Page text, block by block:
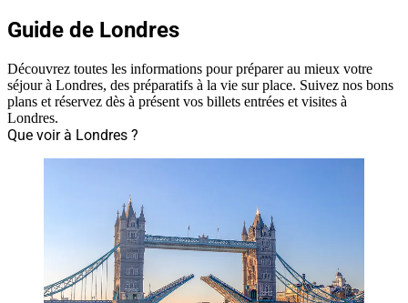
Guide de Londres
Découvrez toutes les informations pour préparer au mieux votre
séjour à Londres, des préparatifs à la vie sur place. Suivez nos bons
plans et réservez dès à présent vos billets entrées et visites à
Londres.
Que voir à Londres ?